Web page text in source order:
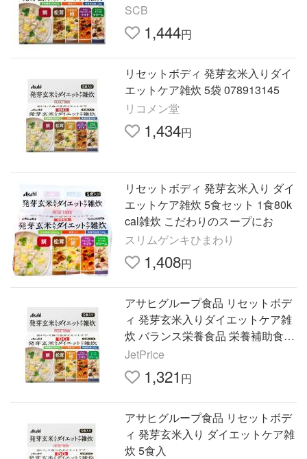
SCB
1,444円
リセットボディ 発芽玄米入りダイ
エットケア雑炊 5袋 078913145
リコメン堂
1,434円
リセットボディ 発芽玄米入り ダイ
エットケア雑炊 5食セット 1食80k
cal雑炊 こだわりのスープにお
スリムゲンキひまわり
1,408円
アサヒグループ食品 リセットボデ
ィ 発芽玄米入りダイエットケア雑
炊 バランス栄養食品 栄養補助食品
栄養ドリンク 健康食品
JetPrice
1,321 円
アサヒグループ食品 リセットボデ
ィ 発芽玄米入り ダイエットケア雑
炊 5食入